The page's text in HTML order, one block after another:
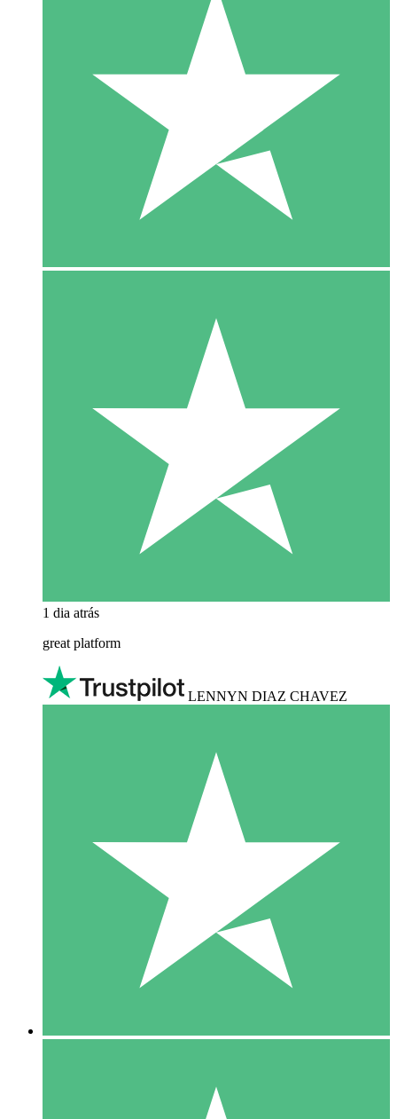
1 dia atrás
great platform
LENNYN DIAZ CHAVEZ